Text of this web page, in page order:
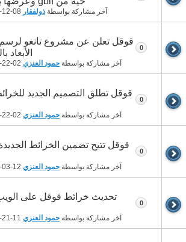
آخر مشاركة بواسطةذولفقار
قوقل تعلن عن مشروع تانغو لرسم
الأبعاد
آخر مشاركة بواسطة حمود العنزي
0
قوقل تطلق التصميم الجديد
آخر مشاركة بواسطة حمود العنزي
0
قوقل تتيح تضمين الخرائط
آخر مشاركة بواسطة حمود العنزي
0
تحديث خرائط قوقل على
آخر مشاركة بواسطة حمود العنزي
0